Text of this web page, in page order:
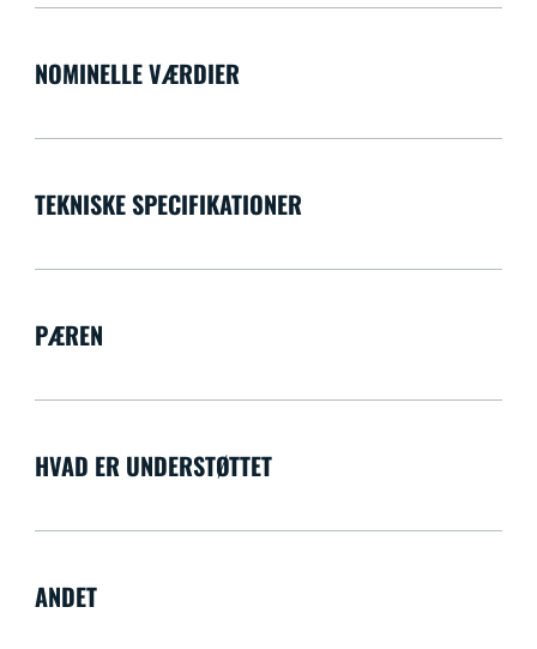
NOMINELLE VÆRDIER
TEKNISKE SPECIFIKATIONER
PÆREN
HVAD ER UNDERSTØTTET
ANDET